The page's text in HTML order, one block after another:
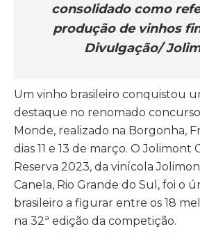
consolidado como
produção de vinhos
Divulgação/
Um vinho brasileiro conquistou
destaque no renomado
Monde, realizado na Borgonha,
dias 11 e 13 de março. O Jolimont
Reserva 2023, da vinícola
Canela, Rio Grande do Sul, foi o
brasileiro a figurar entre os 18
na 32ª edição da competição.